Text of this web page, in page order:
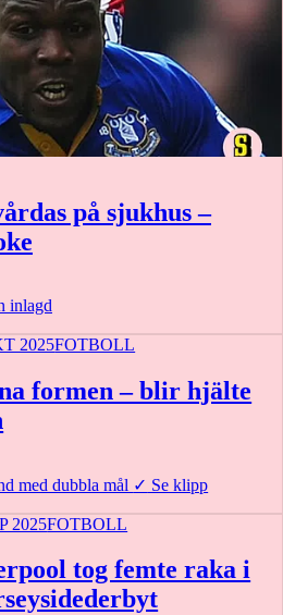
på sjukhus –
inlagd
2025FOTBOLL
formen – blir hjälte
med dubbla mål ✓ Se klipp
2025FOTBOLL
tog femte raka i